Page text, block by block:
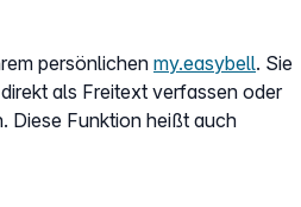
persönlichen my.easybell. Sie
als Freitext verfassen oder
Diese Funktion heißt auch